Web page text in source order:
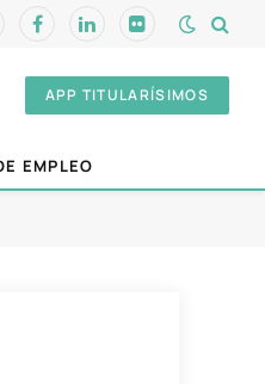
FacebookLinkedInFlickr
APP TITULARÍSIMOS
EMPLEO